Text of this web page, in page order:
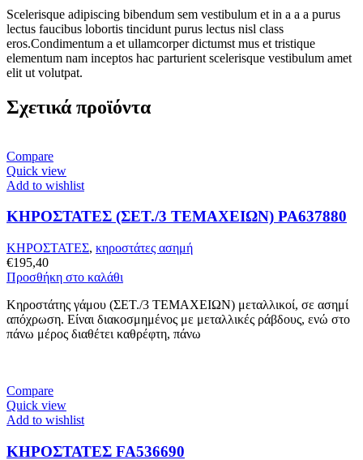
Scelerisque adipiscing bibendum sem vestibulum et in a a a purus
lectus faucibus lobortis tincidunt purus lectus nisl class
eros.Condimentum a et ullamcorper dictumst mus et tristique
elementum nam inceptos hac parturient scelerisque vestibulum amet
elit ut volutpat.
Σχετικά προϊόντα
Compare
Quick view
Add to wishlist
ΚΗΡΟΣΤΑΤΕΣ (ΣΕΤ./3 ΤΕΜΑΧΕΙΩΝ) PA637880
ΚΗΡΟΣΤΑΤΕΣ, κηροστάτες ασημή
€195,40
Προσθήκη στο καλάθι
Κηροστάτης γάμου (ΣΕΤ./3 ΤΕΜΑΧΕΙΩΝ) μεταλλικοί, σε ασημί
απόχρωση. Είναι διακοσμημένος με μεταλλικές ράβδους, ενώ στο
πάνω μέρος διαθέτει καθρέφτη, πάνω
Compare
Quick view
Add to wishlist
ΚΗΡΟΣΤΑΤΕΣ FA536690